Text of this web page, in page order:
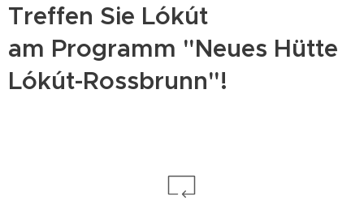
Treffen Sie Lókút
am Programm "Neues Hütte
Lókút-Rossbrunn"!